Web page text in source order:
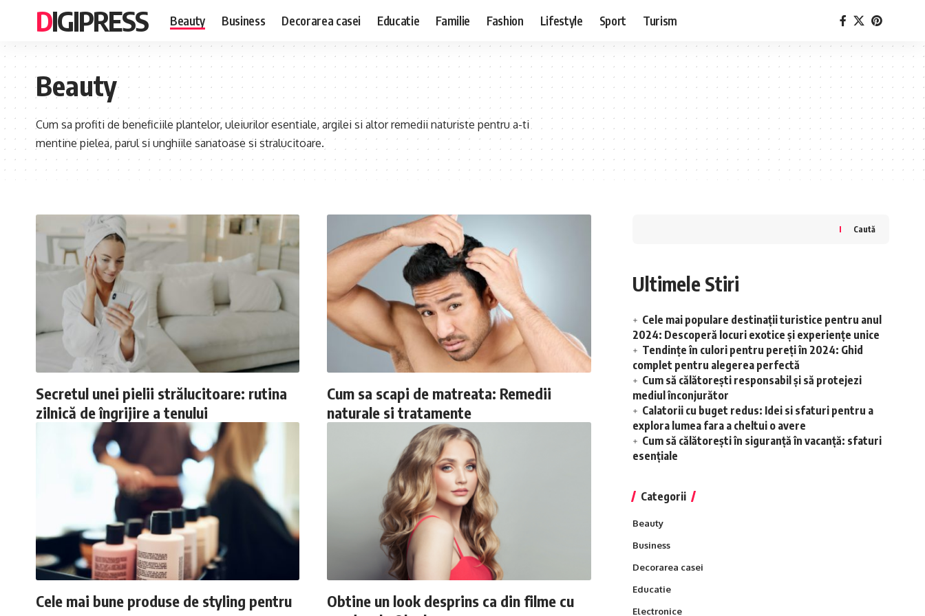
DIGIPRESS Beauty Business Decorarea casei Educatie Familie Fashion Lifestyle Sport Turism
Beauty
Cum sa profiti de beneficiile plantelor, uleiurilor esentiale, argilei si altor remedii naturiste pentru a-ti
mentine pielea, parul si unghiile sanatoase si stralucitoare.
Secretul unei pielii strălucitoare: rutina
zilnică de îngrijire a tenului
Cum sa scapi de matreata: Remedii
naturale si tratamente
Cele mai bune produse de styling pentru
Obtine un look desprins ca din filme cu
Caută
Ultimele Stiri
Cele mai populare destinații turistice pentru anul
2024: Descoperă locuri exotice și experiențe unice
Tendințe în culori pentru pereți în 2024: Ghid
complet pentru alegerea perfectă
Cum să călătorești responsabil și să protejezi
mediul înconjurător
Calatorii cu buget redus: Idei si sfaturi pentru a
explora lumea fara a cheltui o avere
Cum să călătorești în siguranță în vacanță: sfaturi
esențiale
Categorii
Beauty
Business
Decorarea casei
Educatie
Electronice